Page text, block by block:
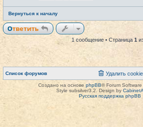
Вернуться к началу
Ответить
1 сообщение • Страница1
Список форумов Удалить
Создано на основе phpBB® Forum
Style subsilver3.2. Design by
Русская поддержка phpBB